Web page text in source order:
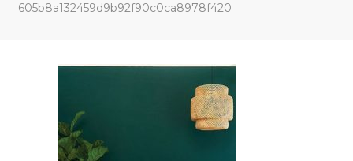
605b8a132459d9b92f90c0ca8978f420